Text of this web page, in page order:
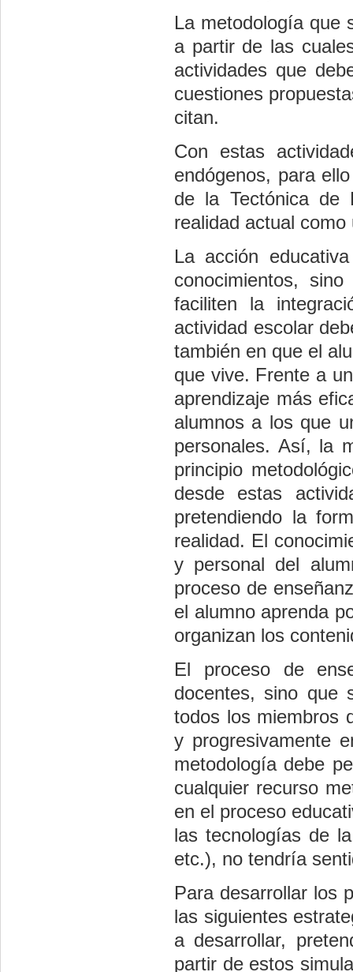
La metodología que
a partir de las
actividades que
cuestiones
citan.
Con estas
endógenos, para
de la Tectónica de
realidad actual
La acción
conocimientos,
faciliten la
actividad escolar
también en que el
que vive. Frente a
aprendizaje más
alumnos a los que
personales. Así, la
principio
desde estas
pretendiendo la
realidad. El
y personal del
proceso de
el alumno aprenda
organizan los
El proceso de
docentes, sino que
todos los miembros
y progresivamente
metodología debe
cualquier recurso
en el proceso
las tecnologías de
etc.), no tendría
Para desarrollar los
las siguientes
a desarrollar,
partir de estos